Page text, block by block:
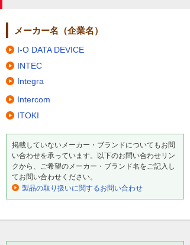
メーカー名（企業名）
I-O DATA DEVICE
INTEC
Integra
Intercom
ITOKI
掲載していないメーカー・ブランドについてもお問
い合わせを承っています。以下のお問い合わせリン
クから、ご希望のメーカー・ブランド名をご記入し
てお問い合わせください。
製品の取り扱いに関するお問い合わせ